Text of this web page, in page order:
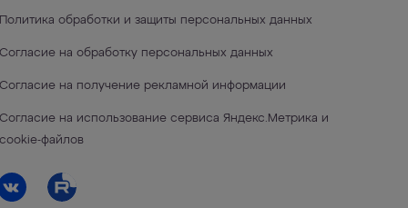
Политика обработки и защиты персональных данных
Согласие на обработку персональных данных
Согласие на получение рекламной информации
Согласие на использование сервиса Яндекс.Метрика и
cookie-файлов